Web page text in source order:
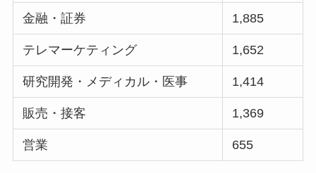
金融・証券 1,885
テレマーケティング 1,652
研究開発・メディカル・医事 1,414
販売・接客 1,369
営業 655